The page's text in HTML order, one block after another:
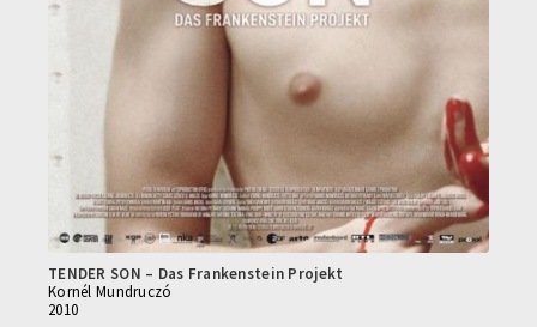
TENDER SON – Das Frankenstein Projekt
Kornél Mundruczó
2010